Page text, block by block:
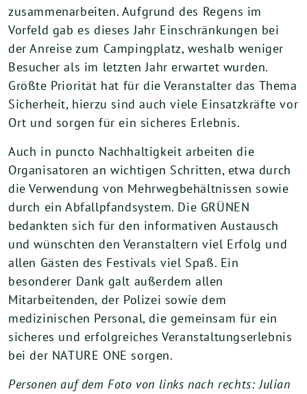
zusammenarbeiten. Aufgrund des Regens im
Vorfeld gab es dieses Jahr Einschränkungen bei
der Anreise zum Campingplatz, weshalb weniger
Besucher als im letzten Jahr erwartet wurden.
Größte Priorität hat für die Veranstalter das Thema
Sicherheit, hierzu sind auch viele Einsatzkräfte vor
Ort und sorgen für ein sicheres Erlebnis.
Auch in puncto Nachhaltigkeit arbeiten die
Organisatoren an wichtigen Schritten, etwa durch
die Verwendung von Mehrwegbehältnissen sowie
durch ein Abfallpfandsystem. Die GRÜNEN
bedankten sich für den informativen Austausch
und wünschten den Veranstaltern viel Erfolg und
allen Gästen des Festivals viel Spaß. Ein
besonderer Dank galt außerdem allen
Mitarbeitenden, der Polizei sowie dem
medizinischen Personal, die gemeinsam für ein
sicheres und erfolgreiches Veranstaltungserlebnis
bei der NATURE ONE sorgen.
Personen auf dem Foto von links nach rechts: Julian